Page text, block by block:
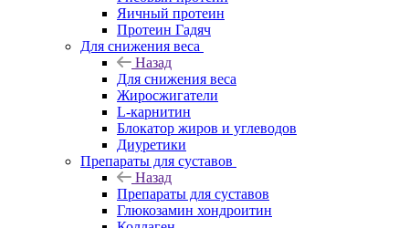
Яичный протеин
Протеин Гадяч
Для снижения веса
Назад
Для снижения веса
Жиросжигатели
L-карнитин
Блокатор жиров и углеводов
Диуретики
Препараты для суставов
Назад
Препараты для суставов
Глюкозамин хондроитин